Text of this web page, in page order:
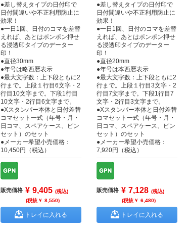
●差し替えタイプの日付印で
日付間違いや不正利用防止に
効果！
●一日1回、日付のコマを差替
えれば、あとはポンポン押せ
る浸透印タイプのデーター
印！
●直径30mm
●年号は略西暦表示
●最大文字数：上下段ともに2
行まで。上段１行目6文字・2
行目10文字まで。下段1行目
10文字・2行目6文字まで。
●Xスタンパー本体と日付差替
コマセット一式（年号・月・
日コマ、スペアケース、ピン
セット）のセット
●メーカー希望小売価格：
10,450円（税込）
販売価格 ¥ 9,405 (税込)
(税抜 ¥ 8,550)
トレイに入れる
●差し替えタイプの日付印で
日付間違いや不正利用防止に
効果！
●一日1回、日付のコマを差替
えれば、あとはポンポン押せ
る浸透印タイプのデーター
印！
●直径20mm
●年号は本西暦表示
●最大文字数：上下段ともに2
行まで。上段１行目3文字・2
行目7文字まで。下段1行目7
文字・2行目3文字まで。
●Xスタンパー本体と日付差替
コマセット一式（年号・月・
日コマ、スペアケース、ピン
セット）のセット
●メーカー希望小売価格：
7,920円（税込）
販売価格 ¥ 7,128 (税込)
(税抜 ¥ 6,480)
トレイに入れる